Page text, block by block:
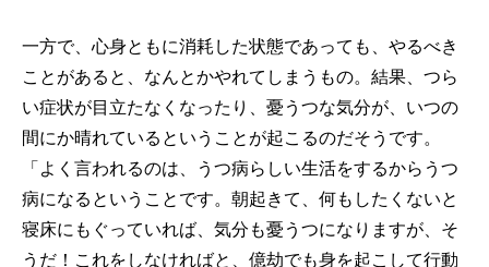
一方で、心身ともに消耗した状態であっても、やるべき
ことがあると、なんとかやれてしまうもの。結果、つら
い症状が目立たなくなったり、憂うつな気分が、いつの
間にか晴れているということが起こるのだそうです。
「よく言われるのは、うつ病らしい生活をするからうつ
病になるということです。朝起きて、何もしたくないと
寝床にもぐっていれば、気分も憂うつになりますが、そ
うだ！これをしなければと、億劫でも身を起こして行動